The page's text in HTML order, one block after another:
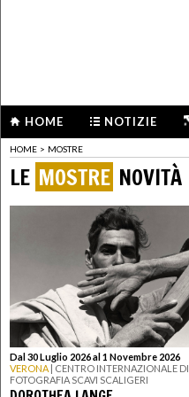
HOME NOTIZIE
HOME > MOSTRE
LE MOSTRE NOVITÀ
Dal 30 Luglio 2026 al 1 Novembre 2026
VERONA | CENTRO INTERNAZIONALE DI
FOTOGRAFIA SCAVI SCALIGERI